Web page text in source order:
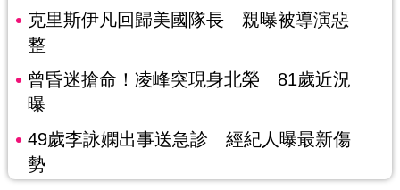
克里斯伊凡回歸美國隊長 親曝被導演惡
整
曾昏迷搶命！凌峰突現身北榮 81歲近況
曝
49歲李詠嫻出事送急診 經紀人曝最新傷
勢